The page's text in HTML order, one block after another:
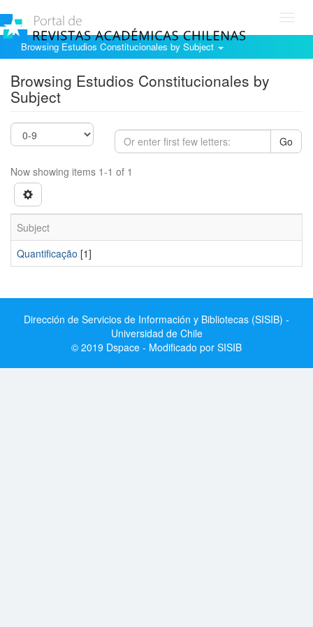
Browsing Estudios Constitucionales by Subject
Browsing Estudios Constitucionales by
Subject
Go
Now showing items 1-1 of 1
Subject
Quantificação [1]
Dirección de Servicios de Información y Bibliotecas (SISIB) -
Universidad de Chile
© 2019 Dspace - Modificado por SISIB